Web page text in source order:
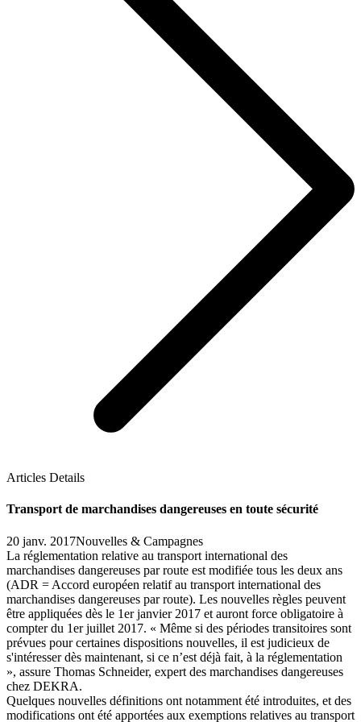
Articles Details
Transport de marchandises dangereuses en toute sécurité
20 janv. 2017Nouvelles & Campagnes
La réglementation relative au transport international des
marchandises dangereuses par route est modifiée tous les deux ans
(ADR = Accord européen relatif au transport international des
marchandises dangereuses par route). Les nouvelles règles peuvent
être appliquées dès le 1er janvier 2017 et auront force obligatoire à
compter du 1er juillet 2017. « Même si des périodes transitoires sont
prévues pour certaines dispositions nouvelles, il est judicieux de
s'intéresser dès maintenant, si ce n’est déjà fait, à la réglementation
», assure Thomas Schneider, expert des marchandises dangereuses
chez DEKRA.
Quelques nouvelles définitions ont notamment été introduites, et des
modifications ont été apportées aux exemptions relatives au transport